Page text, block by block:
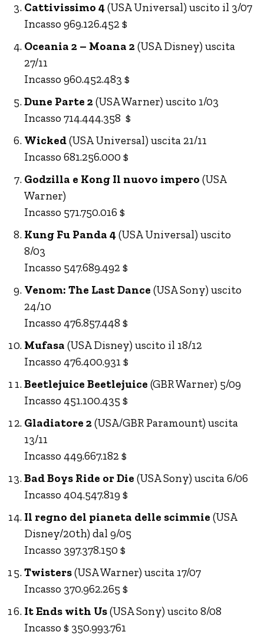
Cattivissimo 4(USA Universal) uscito il 3/07
Incasso 969.126.452 $
Oceania 2 – Moana 2(USA Disney) uscita
27/11
Incasso 960.452.483 $
Dune Parte 2(USA Warner) uscito 1/03
Incasso 714.444.358 $
Wicked(USA Universal) uscita 21/11
Incasso 681.256.000 $
Godzilla e Kong Il nuovo impero (USA
Warner)
Incasso 571.750.016 $
Kung Fu Panda 4(USA Universal) uscito
8/03
Incasso 547.689.492 $
Venom: The Last Dance (USA Sony) uscito
24/10
Incasso 476.857.448 $
Mufasa (USA Disney) uscito il 18/12
Incasso 476.400.931 $
Beetlejuice Beetlejuice (GBR Warner) 5/09
Incasso 451.100.435 $
Gladiatore 2(USA/GBR Paramount) uscita
13/11
Incasso 449.667.182 $
Bad Boys Ride or Die (USA Sony) uscita 6/06
Incasso 404.547.819 $
Il regno del pianeta delle scimmie (USA
Disney/20th) dal 9/05
Incasso 397.378.150 $
Twisters(USA Warner) uscita 17/07
Incasso 370.962.265 $
It Ends with Us(USA Sony) uscito 8/08
Incasso $ 350.993.761